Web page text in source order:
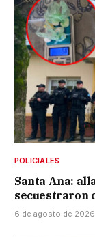
POLICIALES
Santa Ana:
secuestraron
6 de agosto de 2026